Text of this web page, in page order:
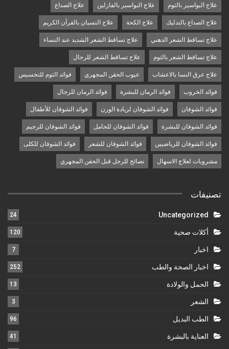
علاج البواسير بالثوم علاج البواسير بالفازلين علاج الصداع
علاج الصداع بالتدليك علاج الكحة علاج النسيان بالقرآن الكريم
علاج تساقط الشعر الدهني علاج تساقط الشعر الشديد عند النساء
علاج تساقط الشعر بالثوم علاج تساقط الشعر للرجال
علاج عرق النسا بالاعشاب عيوب الحقن المجهري فوائد الثوم للتخسيس
فوائد الخروب فوائد الرمان للبشرة فوائد الرمان للرجال
فوائد الشوفان فوائد الشوفان لزيادة الوزن فوائد الشوفان للأطفال
فوائد الشوفان للبشرة فوائد الشوفان للحامل فوائد الشوفان للرجيم
فوائد الشوفان للرياضيين فوائد الشوفان للشعر فوائد الشوفان للكلى
مشروبات لعلاج الاسهال نصائح للرجل قبل الحقن المجهري
تصنيفات
Uncategorized
24
أكلات صحية 120
اخبار 7
اخبار الصحة والطب 252
الحمل والولادة 13
الشعر 3
الطب البديل 96
العناية بالبشرة 41